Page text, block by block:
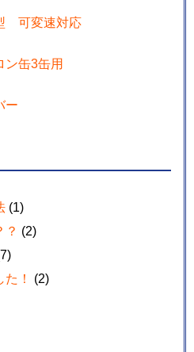
可変速対応
ン缶3缶用
ー
(1)
？ (2)
！
(2)